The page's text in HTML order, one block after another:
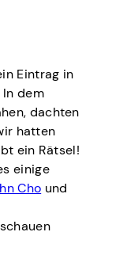
Eintrag in
dem
dachten
hatten
ein Rätsel!
einige
Cho und